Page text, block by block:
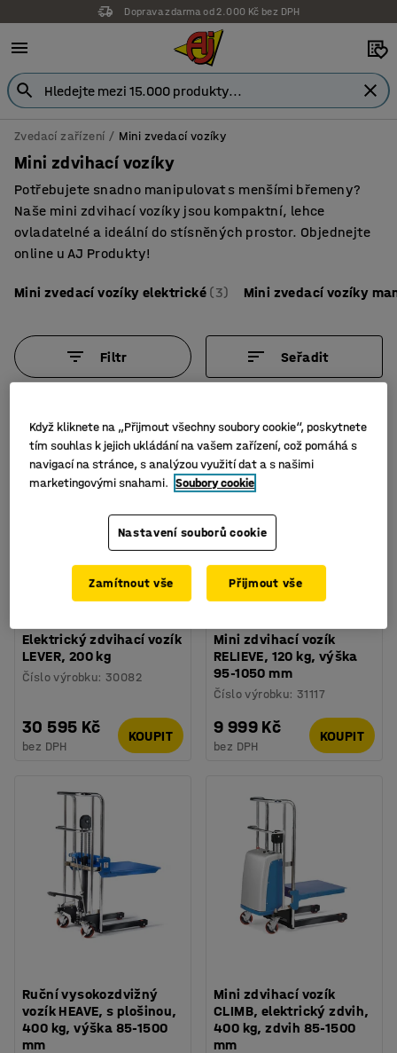
Doprava zdarma od 2.000 Kč bez DPH
Zvedací zařízení Mini zvedací vozíky
Mini zdvihací vozíky
Potřebujete snadno manipulovat s menšími břemeny?
Naše mini zdvihací vozíky jsou kompaktní, lehce
ovladatelné a ideální do stísněných prostor. Objednejte
online u AJ Produkty!
Mini zvedací vozíky elektrické (3) Mini zvedací vozíky
Filtr Seřadit
K dispozici ve více
Elektrický zdvihací vozík
LEVER, 200 kg
Číslo výrobku:30082
30 595 Kč
bez DPH
KOUPIT
Mini zdvihací vozík
RELIEVE, 120 kg, výška
95-1050 mm
Číslo výrobku:31117
9 999 Kč
bez DPH
KOUPIT
Ruční vysokozdvižný
vozík HEAVE, s plošinou,
400 kg, výška 85-1500
mm
Mini zdvihací vozík
CLIMB, elektrický zdvih,
400 kg, zdvih 85-1500
mm
Když kliknete na „Přijmout všechny soubory cookie“, poskytnete
tím souhlas k jejich ukládání na vašem zařízení, což pomáhá s
navigací na stránce, s analýzou využití dat a s našimi
marketingovými snahami. Soubory cookie
Nastavení souborů cookie
Zamítnout vše Přijmout vše